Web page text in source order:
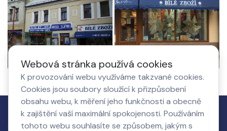
Webová stránka používá cookies
K provozování webu využíváme takzvané cookies.
Cookies jsou soubory sloužící k přizpůsobení
obsahu webu, k měření jeho funkčnosti a obecně
k zajištění vaší maximální spokojenosti. Používáním
tohoto webu souhlasíte se způsobem, jakým s
Jak to Co získá O nás, Nastavení